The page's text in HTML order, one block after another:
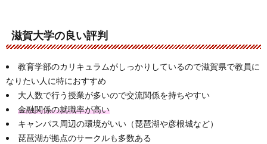
滋賀大学の良い評判
教育学部のカリキュラムがしっかりしているので滋賀県で教員に
なりたい人に特におすすめ
大人数で行う授業が多いので交流関係を持ちやすい
金融関係の就職率が高い
キャンパス周辺の環境がいい（琵琶湖や彦根城など）
琵琶湖が拠点のサークルも多数ある